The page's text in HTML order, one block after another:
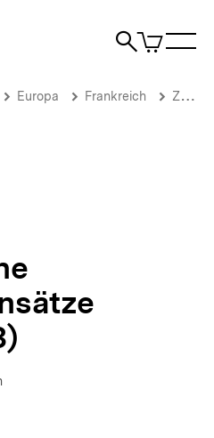
Suche
Artikel
im
Europa Frankreich Zahlen und Fakten